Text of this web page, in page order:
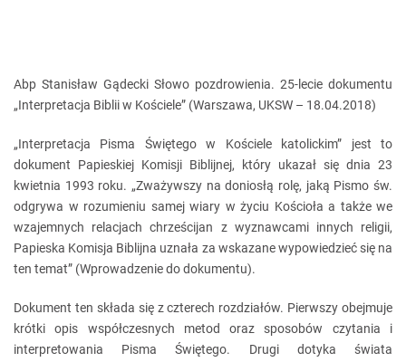
Abp Stanisław Gądecki Słowo pozdrowienia. 25-lecie dokumentu
„Interpretacja Biblii w Kościele” (Warszawa, UKSW – 18.04.2018)
„Interpretacja Pisma Świętego w Kościele katolickim” jest to
dokument Papieskiej Komisji Biblijnej, który ukazał się dnia 23
kwietnia 1993 roku. „Zważywszy na doniosłą rolę, jaką Pismo św.
odgrywa w rozumieniu samej wiary w życiu Kościoła a także we
wzajemnych relacjach chrześcijan z wyznawcami innych religii,
Papieska Komisja Biblijna uznała za wskazane wypowiedzieć się na
ten temat” (Wprowadzenie do dokumentu).
Dokument ten składa się z czterech rozdziałów. Pierwszy obejmuje
krótki opis współczesnych metod oraz sposobów czytania i
interpretowania Pisma Świętego. Drugi dotyka świata